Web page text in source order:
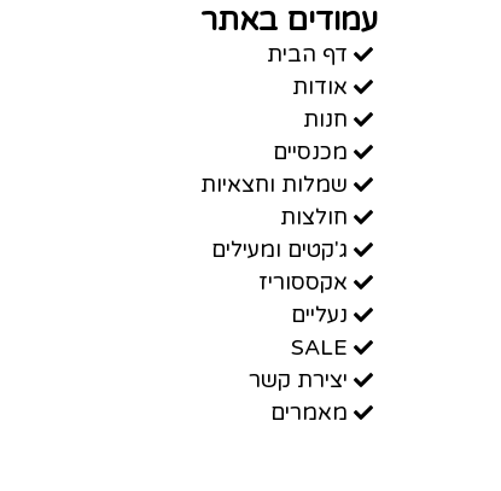
עמודים באתר
דף הבית
אודות
חנות
מכנסיים
שמלות וחצאיות
חולצות
ג'קטים ומעילים
אקססוריז
נעליים
SALE
יצירת קשר
מאמרים